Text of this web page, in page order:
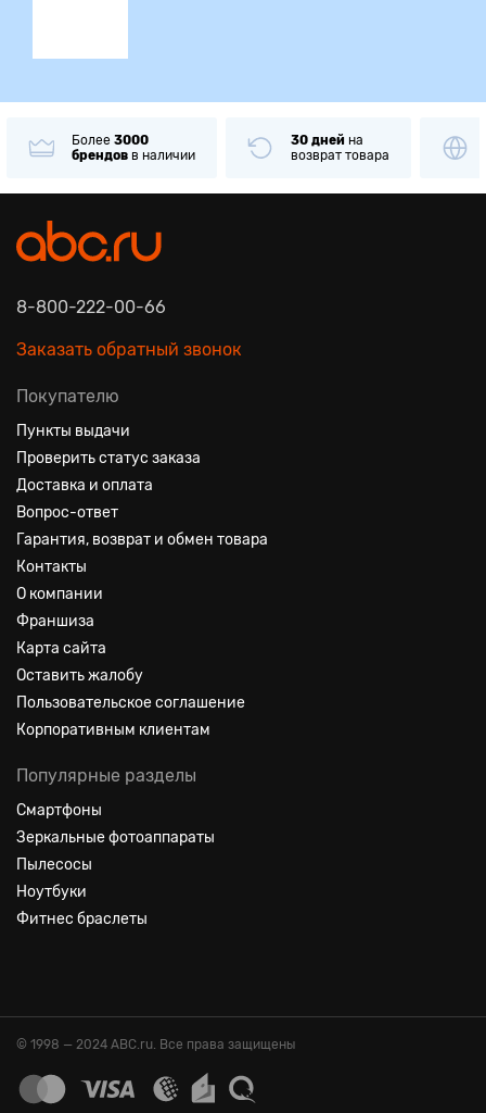
30 днейна
возврат товара
Толькооригинальные
товарыизвестных брендов
8-800-222-00-66
Заказать обратный звонок
Покупателю
Пункты выдачи
Проверить статус заказа
Доставка и оплата
Вопрос-ответ
Гарантия, возврат и обмен товара
Контакты
О компании
Франшиза
Карта сайта
Оставить жалобу
Пользовательское соглашение
Корпоративным клиентам
Популярные разделы
Смартфоны
Зеркальные фотоаппараты
Пылесосы
Ноутбуки
Фитнес браслеты
© 1998 — 2024 ABC.ru. Все права защищены